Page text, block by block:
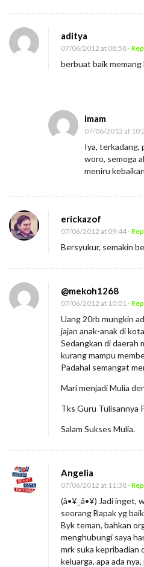
aditya
07/06/2012 at 08:58-
berbuat baik
imam
07/06/2012 at
Iya, terkadang,
woro, semoga
meniru
erickazof
07/06/2012 at 09:44-
Bersyukur, semakin
@mekoh1268
07/06/2012 at 10:01 -
Uang 20rb mungkin
jajan anak-anak di
Sedangkan di daerah
kurang mampu
Padahal semangat
Mari menjadi Mulia
Tks Guru Tulisannya
Salam Sukses Mulia.
Angelia
07/06/2012 at 11:38-
(â•¥_â•¥) Jadi inget,
seorang Bapak yg
Byk teman, bahkan
menghubungi saya
mrk suka kepribadian
keluarga, apa ada